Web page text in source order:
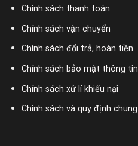
Chính sách thanh toán
Chính sách vận chuyển
Chính sách đổi trả, hoàn tiền
Chính sách bảo mật thông tin
Chính sách xử lí khiếu nại
Chính sách và quy định chung